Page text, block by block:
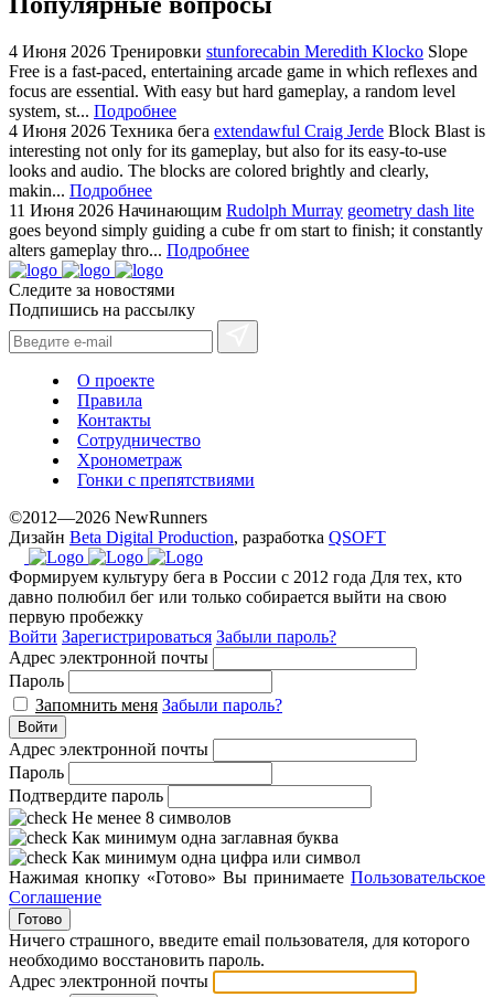
4 Июня 2026 Тренировки stunforecabin Meredith Klocko Slope
Free is a fast-paced, entertaining arcade game in which reflexes and
focus are essential. With easy but hard gameplay, a random level
system, st... Подробнее
4 Июня 2026 Техника бега extendawful Craig Jerde Block Blast is
interesting not only for its gameplay, but also for its easy-to-use
looks and audio. The blocks are colored brightly and clearly,
makin... Подробнее
11 Июня 2026 Начинающим Rudolph Murray geometry dash lite
goes beyond simply guiding a cube fr om start to finish; it constantly
alters gameplay thro... Подробнее
Следите за новостями
Подпишись на рассылку
О проекте
Правила
Контакты
Сотрудничество
Хронометраж
Гонки с препятствиями
©2012—2026 NewRunners
Дизайн Beta Digital Production, разработка QSOFT
Формируем культуру бега в России с 2012 года Для тех, кто
давно полюбил бег или только собирается выйти на свою
первую пробежку
Войти Зарегистрироваться Забыли пароль?
Адрес электронной почты
Пароль
Запомнить меня Забыли пароль?
Войти
Адрес электронной почты
Пароль
Подтвердите пароль
Не менее 8 символов
Как минимум одна заглавная буква
Как минимум одна цифра или символ
Нажимая кнопку «Готово» Вы принимаете Пользовательское
Соглашение
Готово
Ничего страшного, введите email пользователя, для которого
необходимо восстановить пароль.
Адрес электронной почты